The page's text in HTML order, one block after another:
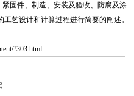
固件、制造、安装及验收、防腐及涂
艺设计和计算过程进行简要的阐述。
?303.html